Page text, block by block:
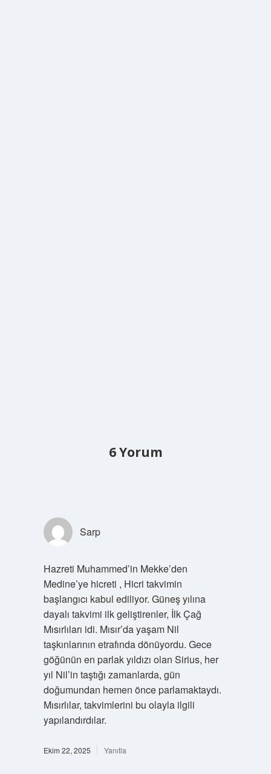
6 Yorum
Sarp
Hazreti Muhammed’in Mekke’den
Medine’ye hicreti , Hicri takvimin
başlangıcı kabul ediliyor. Güneş yılına
dayalı takvimi ilk geliştirenler, İlk Çağ
Mısırlıları idi. Mısır’da yaşam Nil
taşkınlarının etrafında dönüyordu. Gece
göğünün en parlak yıldızı olan Sirius, her
yıl Nil’in taştığı zamanlarda, gün
doğumundan hemen önce parlamaktaydı.
Mısırlılar, takvimlerini bu olayla ilgili
yapılandırdılar.
Ekim 22, 2025 Yanıtla